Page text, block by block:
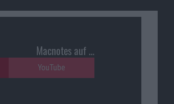
Macnotes auf …
YouTube